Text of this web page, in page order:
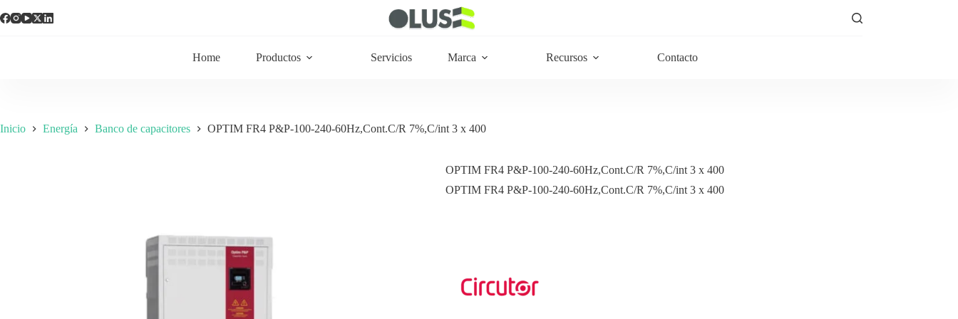
Home Productos Servicios Marca Recursos Contacto
Inicio Energía Banco de capacitores OPTIM FR4 P&P-100-240-60Hz,Cont.C/R 7%,C/int 3 x 400
OPTIM FR4 P&P-100-240-60Hz,Cont.C/R 7%,C/int 3 x 400
OPTIM FR4 P&P-100-240-60Hz,Cont.C/R 7%,C/int 3 x 400